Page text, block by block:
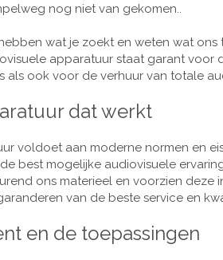
nog niet van gekomen..
wat je zoekt en weten wat
apparatuur staat garant voor
als ook voor de verhuur van totale
dat werkt
voldoet aan moderne normen en
best mogelijke audiovisuele
ons materieel en voorzien deze
van de beste service en
en de toepassingen